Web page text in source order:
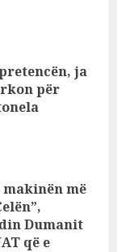
ja
për
më
Dumanit
që e